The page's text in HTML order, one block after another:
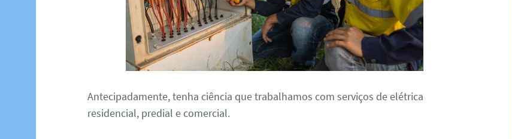
Antecipadamente, tenha ciência que trabalhamos com serviços de elétrica
residencial, predial e comercial.